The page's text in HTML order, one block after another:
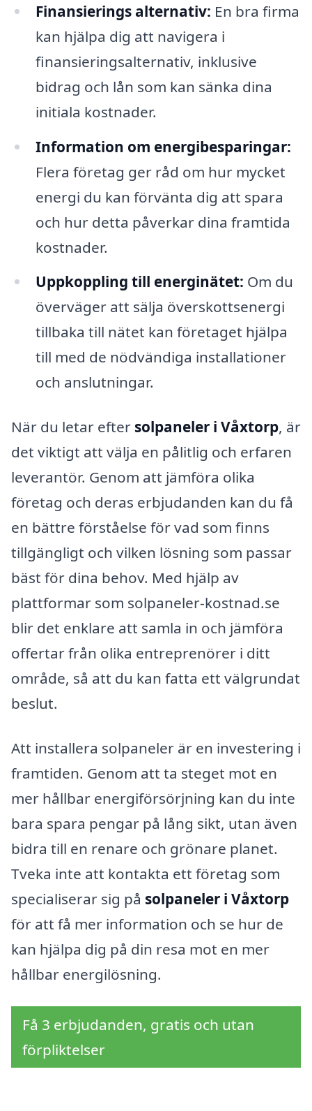
Finansierings alternativ: En bra firma
kan hjälpa dig att navigera i
finansieringsalternativ, inklusive
bidrag och lån som kan sänka dina
initiala kostnader.
Information om energibesparingar:
Flera företag ger råd om hur mycket
energi du kan förvänta dig att spara
och hur detta påverkar dina framtida
kostnader.
Uppkoppling till energinätet: Om du
överväger att sälja överskottsenergi
tillbaka till nätet kan företaget hjälpa
till med de nödvändiga installationer
och anslutningar.
När du letar efter solpaneler i Våxtorp, är
det viktigt att välja en pålitlig och erfaren
leverantör. Genom att jämföra olika
företag och deras erbjudanden kan du få
en bättre förståelse för vad som finns
tillgängligt och vilken lösning som passar
bäst för dina behov. Med hjälp av
plattformar som solpaneler-kostnad.se
blir det enklare att samla in och jämföra
offertar från olika entreprenörer i ditt
område, så att du kan fatta ett välgrundat
beslut.
Att installera solpaneler är en investering i
framtiden. Genom att ta steget mot en
mer hållbar energiförsörjning kan du inte
bara spara pengar på lång sikt, utan även
bidra till en renare och grönare planet.
Tveka inte att kontakta ett företag som
specialiserar sig på solpaneler i Våxtorp
för att få mer information och se hur de
kan hjälpa dig på din resa mot en mer
hållbar energilösning.
Få 3 erbjudanden, gratis och utan
förpliktelser